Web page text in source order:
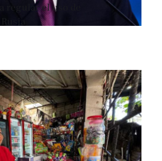
regular el uso de